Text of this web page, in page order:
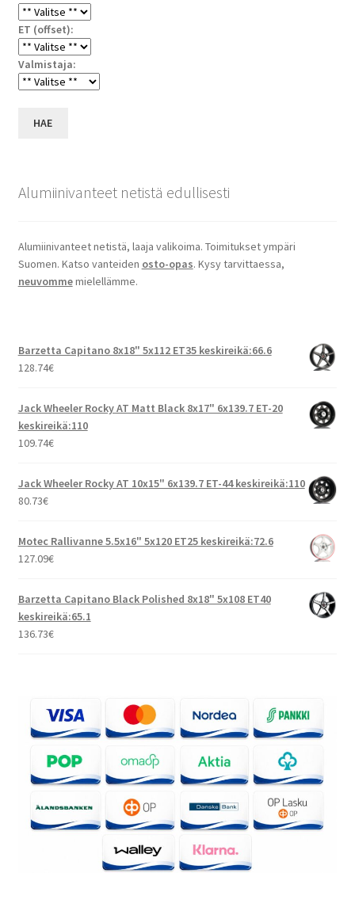
ET (offset):
Valmistaja:
HAE
Alumiinivanteet netistä edullisesti
Alumiinivanteet netistä, laaja valikoima. Toimitukset ympäri
Suomen. Katso vanteiden osto-opas. Kysy tarvittaessa,
neuvommemielellämme.
Barzetta Capitano 8x18" 5x112 ET35 keskireikä:66.6
128.74€
Jack Wheeler Rocky AT Matt Black 8x17" 6x139.7 ET-20
keskireikä:110
109.74€
Jack Wheeler Rocky AT 10x15" 6x139.7 ET-44 keskireikä:110
80.73€
Motec Rallivanne 5.5x16" 5x120 ET25 keskireikä:72.6
127.09€
Barzetta Capitano Black Polished 8x18" 5x108 ET40
keskireikä:65.1
136.73€